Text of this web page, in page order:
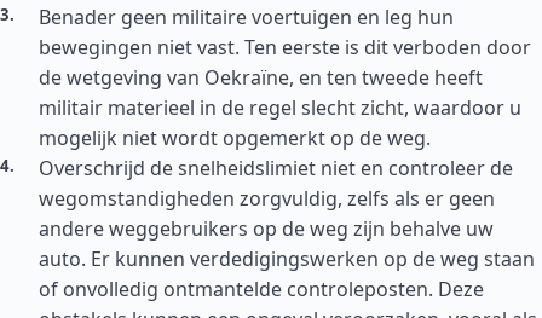
Benader geen militaire voertuigen en leg hun
bewegingen niet vast. Ten eerste is dit verboden door
de wetgeving van Oekraïne, en ten tweede heeft
militair materieel in de regel slecht zicht, waardoor u
mogelijk niet wordt opgemerkt op de weg.
Overschrijd de snelheidslimiet niet en controleer de
wegomstandigheden zorgvuldig, zelfs als er geen
andere weggebruikers op de weg zijn behalve uw
auto. Er kunnen verdedigingswerken op de weg staan
of onvolledig ontmantelde controleposten. Deze